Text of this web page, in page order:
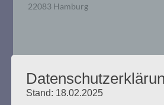
22083 Hamburg
Stand: 18.02.2025